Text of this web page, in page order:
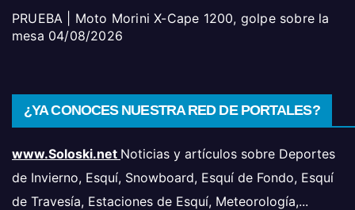
PRUEBA | Moto Morini X-Cape 1200, golpe sobre la
mesa 04/08/2026
¿YA CONOCES NUESTRA RED DE PORTALES?
www.Soloski.net Noticias y artículos sobre Deportes
de Invierno, Esquí, Snowboard, Esquí de Fondo, Esquí
de Travesía, Estaciones de Esquí, Meteorología,...